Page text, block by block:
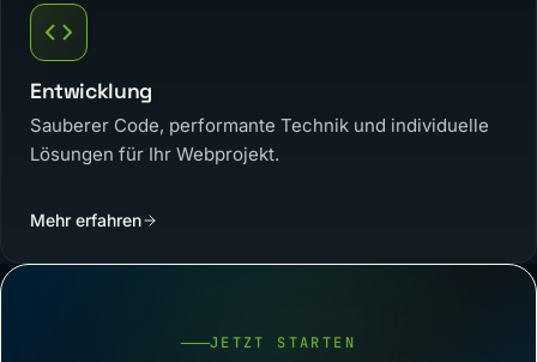
Entwicklung
Sauberer Code, performante Technik und individuelle
Lösungen für Ihr Webprojekt.
Mehr erfahren
JETZT STARTEN